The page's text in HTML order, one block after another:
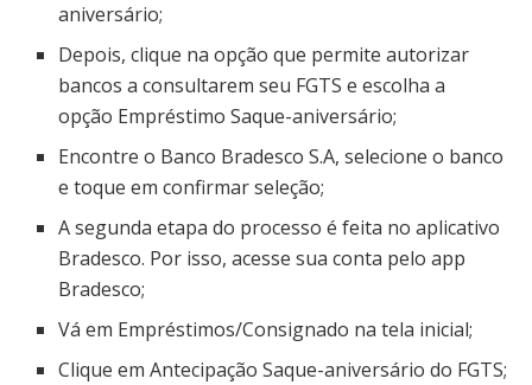
aniversário;
Depois, clique na opção que permite autorizar
bancos a consultarem seu FGTS e escolha a
opção Empréstimo Saque-aniversário;
Encontre o Banco Bradesco S.A, selecione o banco
e toque em confirmar seleção;
A segunda etapa do processo é feita no aplicativo
Bradesco. Por isso, acesse sua conta pelo app
Bradesco;
Vá em Empréstimos/Consignado na tela inicial;
Clique em Antecipação Saque-aniversário do FGTS;